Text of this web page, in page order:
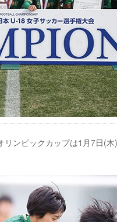
ンピックカップは1月7日(